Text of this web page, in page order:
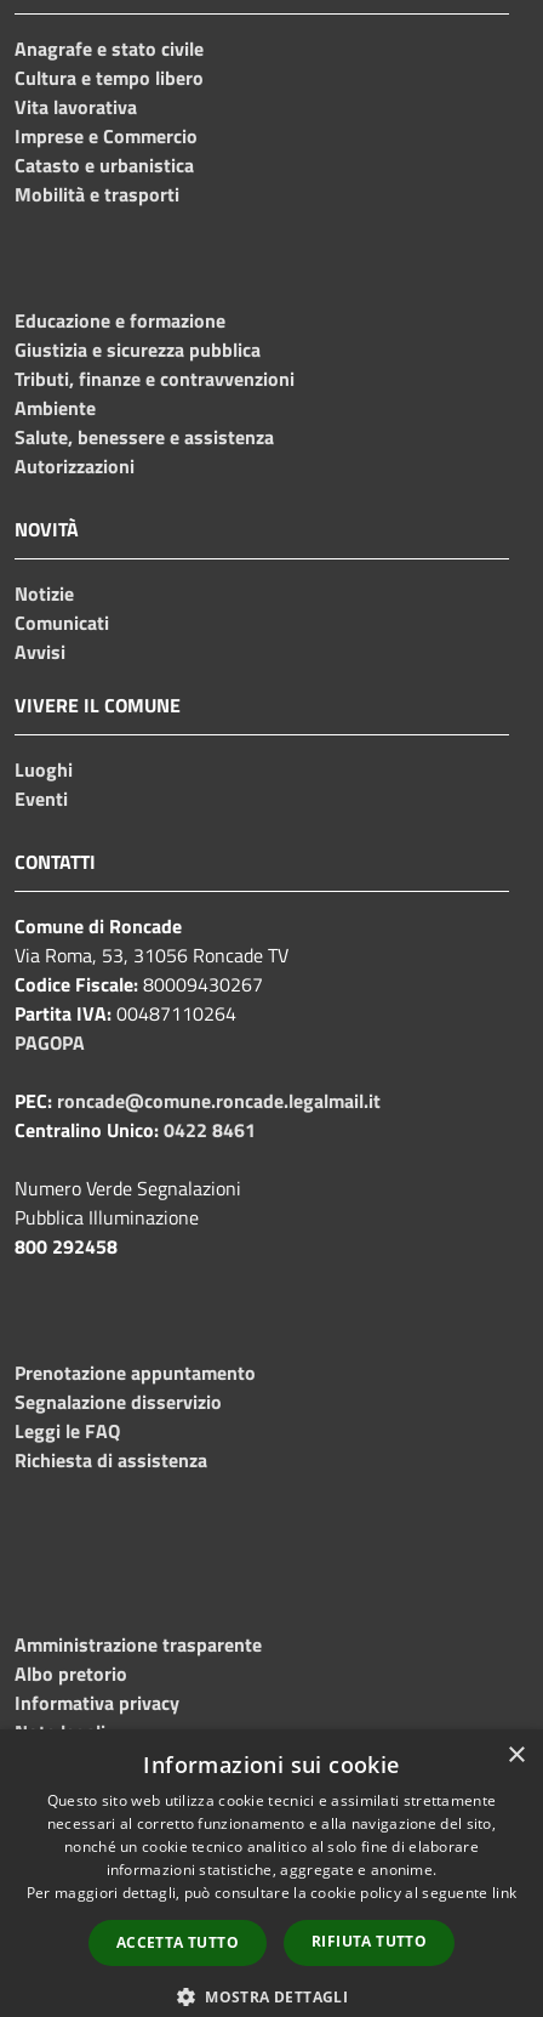
Anagrafe e stato civile
Cultura e tempo libero
Vita lavorativa
Imprese e Commercio
Catasto e urbanistica
Mobilità e trasporti
Educazione e formazione
Giustizia e sicurezza pubblica
Tributi, finanze e contravvenzioni
Ambiente
Salute, benessere e assistenza
Autorizzazioni
NOVITÀ
Notizie
Comunicati
Avvisi
VIVERE IL COMUNE
Luoghi
Eventi
CONTATTI
Comune di Roncade
Via Roma, 53, 31056 Roncade TV
Codice Fiscale:80009430267
Partita IVA:00487110264
PAGOPA
PEC: roncade@comune.roncade.legalmail.it
Centralino Unico:0422 8461
Numero Verde Segnalazioni
Pubblica Illuminazione
800 292458
Prenotazione appuntamento
Segnalazione disservizio
Leggi le FAQ
Richiesta di assistenza
Amministrazione trasparente
Albo pretorio
Informativa privacy
Note legali
Dichiarazione di accessibilità
Accessibilità
Copyright © 2026 • Comune di
Roncade • Powered by
Municipium•
Accesso
redazione
×
Informazioni sui cookie
Questo sito web utilizza cookie tecnici e assimilati strettamente
necessari al corretto funzionamento e alla navigazione del sito,
nonché un cookie tecnico analitico al solo fine di elaborare
informazioni statistiche, aggregate e anonime.
Per maggiori dettagli, può consultare la cookie policy al seguente link
ACCETTA TUTTO RIFIUTA TUTTO
MOSTRA DETTAGLI